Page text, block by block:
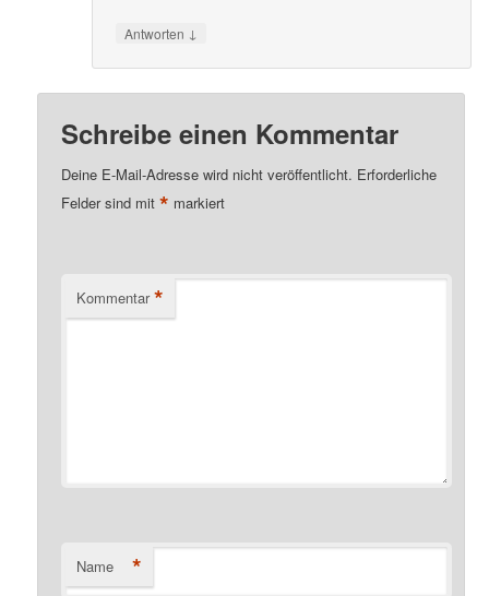
Antworten ↓
Schreibe einen Kommentar
Deine E-Mail-Adresse wird nicht veröffentlicht. Erforderliche
Felder sind mit* markiert
Kommentar *
Name *